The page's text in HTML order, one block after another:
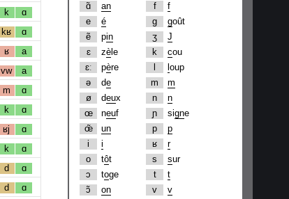
k ɑ
kʁ ɑ
ʁ a
vw a
m ɑ
k ɑ
ʁj ɑ
k ɑ
d ɑ
d ɑ
ɑ̃
an
e
é
ẽ
pin
ɛ
zè le
ɛː
père
ə
de
ø
deux
œ
neuf
œ̃
un
i
i
o
tôt
ɔ
toge
ɔ̃
on
f
f
g
goût
ʒ
J
k
cou
oup
m
m
n
n
ɲ
signe
p
p
ʁ
r
s
sur
t
t
v
v